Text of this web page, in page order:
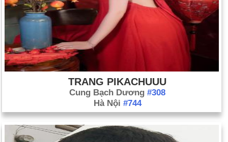
TRANG PIKACHUUU
Cung Bạch Dương #308
Hà Nội #744